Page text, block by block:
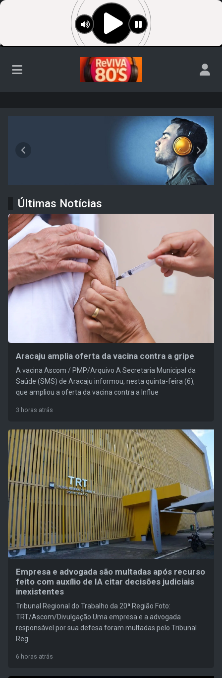
Anterior
Últimas Notícias
Aracaju amplia oferta da vacina contra a gripe
A vacina Ascom / PMP/Arquivo A Secretaria Municipal da
Saúde (SMS) de Aracaju informou, nesta quinta-feira (6),
que ampliou a oferta da vacina contra a Influe
3 horas atrás
Empresa e advogada são multadas após recurso
feito com auxílio de IA citar decisões judiciais
inexistentes
Tribunal Regional do Trabalho da 20ª Região Foto:
TRT/Ascom/Divulgação Uma empresa e a advogada
responsável por sua defesa foram multadas pelo Tribunal
Reg
6 horas atrás